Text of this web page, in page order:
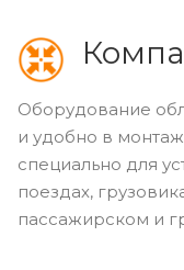
Оборудование
и удобно в
специально для
поездах,
пассажирском и